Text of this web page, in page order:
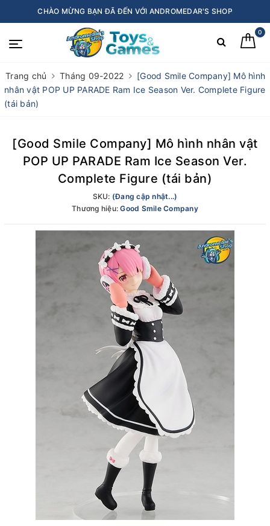
CHÀO MỪNG BẠN ĐÃ ĐẾN VỚI ANDROMEDAR'S SHOP
0
Trang chủ Tháng 09-2022
[Good Smile Company] Mô hình
nhân vật POP UP PARADE Ram Ice Season Ver. Complete Figure
(tái bản)
[Good Smile Company] Mô hình nhân vật
POP UP PARADE Ram Ice Season Ver.
Complete Figure (tái bản)
SKU: (Đang cập nhật...)
Thương hiệu:Good Smile Company